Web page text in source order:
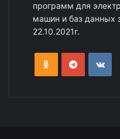
программ для
машин и баз данных
22.10.2021г.